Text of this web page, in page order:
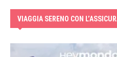
VIAGGIA SERENO CON